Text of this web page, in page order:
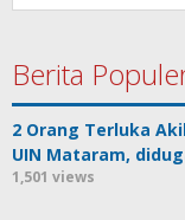
Berita
2 Orang Terluka
UIN Mataram,
1,501 views